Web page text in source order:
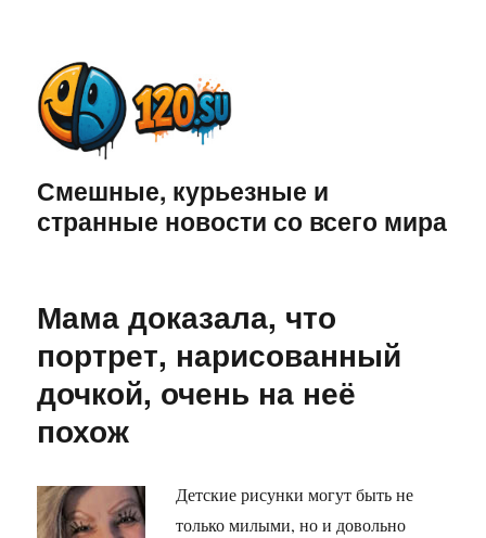
Смешные, курьезные и
странные новости со всего мира
Мама доказала, что
портрет, нарисованный
дочкой, очень на неё
похож
Детские рисунки могут быть не
только милыми, но и довольно